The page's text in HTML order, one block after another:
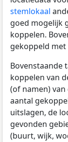
stemlokaal
goed mogelijk
koppelen.
gekoppeld
Bovenstaande
koppelen van
(of namen)
aantal
uitslagen, de
gevonden
(buurt, wijk,